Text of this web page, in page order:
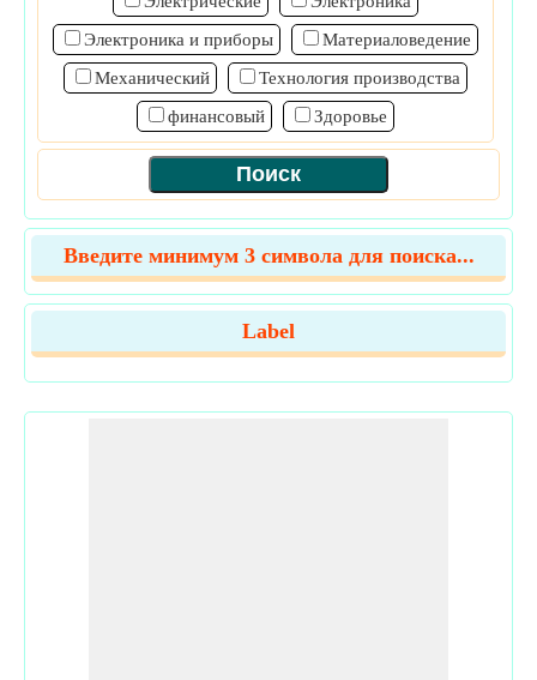
Электроника и приборы
Материаловедение
Механический
Технология производства
финансовый
Здоровье
Введите минимум 3 символа для поиска...
Label